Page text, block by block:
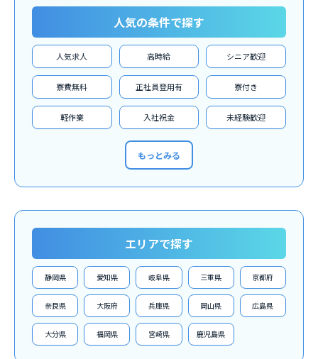
人気の条件で探す
人気求人 高時給 シニア歓迎
寮費無料 正社員登用有 寮付き
軽作業 入社祝金 未経験歓迎
もっとみる
エリアで探す
静岡県 愛知県 岐阜県 三重県 京都府
奈良県 大阪府 兵庫県 岡山県 広島県
大分県 福岡県 宮崎県 鹿児島県